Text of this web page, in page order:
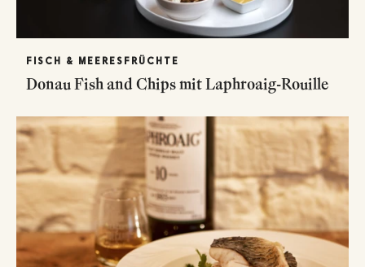
FISCH & MEERESFRÜCHTE
Donau Fish and Chips mit Laphroaig-Rouille